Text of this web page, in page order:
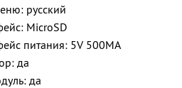
русский
MicroSD
питания: 5V 500MA
да
да